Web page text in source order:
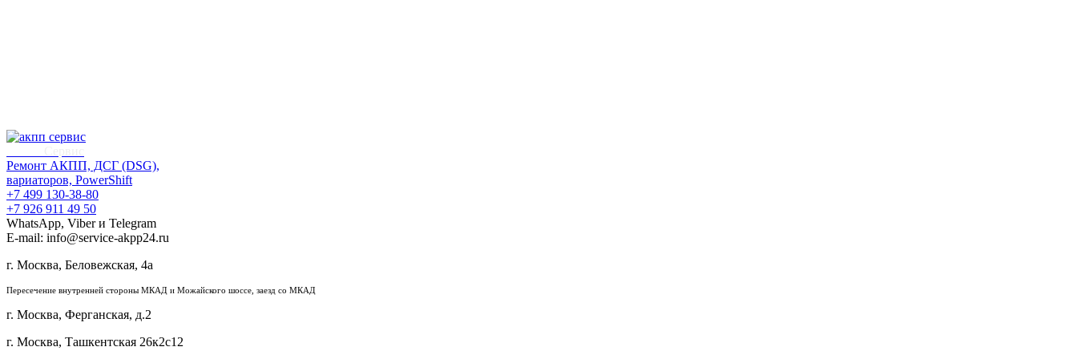
Ремонт АКПП, ДСГ (DSG),
вариаторов, PowerShift
+7 499 130-38-80
+7 926 911 49 50
WhatsApp, Viber и Telegram
E-mail: info@service-akpp24.ru
г. Москва, Беловежская, 4a
Пересечение внутренней стороны МКАД и Можайского шоссе, заезд со МКАД
г. Москва, Ферганская, д.2
г. Москва, Ташкентская 26к2с12